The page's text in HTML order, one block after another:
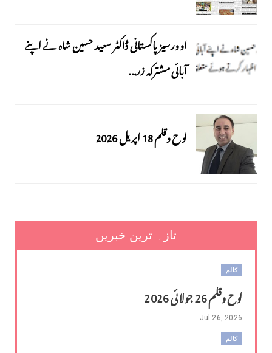
اوورسیز پاکستانی ڈاکٹر سعید حسین شاہ نے اپنے
آبائی مشترکہ زر...
لوح وقلم 18 اپریل 2026
تازہ ترین خبریں
کالم
لوح وقلم 26 جولائی 2026
Jul 26, 2026
کالم